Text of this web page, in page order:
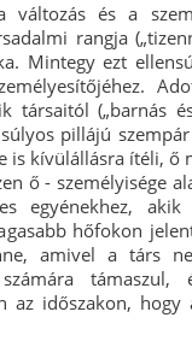
és a
rangja
Mintegy ezt
társaitól („barnás
pillájú
is kívülállásra ítéli,
ő - személyisége
egyénekhez,
hőfokon
amivel a társ
időszakon, hogy